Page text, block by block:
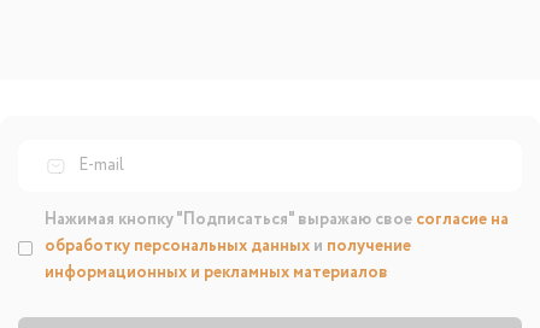
Нажимая кнопку "Подписаться" выражаю свое согласие на
обработку персональных данных и получение
информационных и рекламных материалов